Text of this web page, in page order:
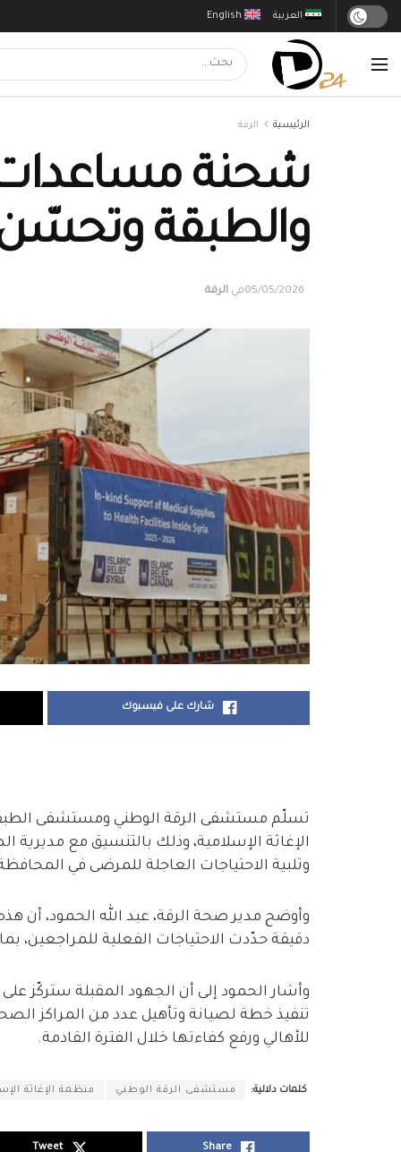
English العربية
الرئيسية الرقة
شحنة
والطبقة
05/05/2026في الرقة
شارك على فيسبوك
تسلّم مستشفى الرقة الوطني ومستشفى
الإغاثة الإسلامية، وذلك بالتنسيق مع
وتلبية الاحتياجات العاجلة للمرضى في
وأوضح مدير صحة الرقة، عبد الله الحمود، أن
دقيقة حدّدت الاحتياجات الفعلية
وأشار الحمود إلى أن الجهود المقبلة ستركّز
تنفيذ خطة لصيانة وتأهيل عدد من المراكز
للأهالي ورفع كفاءتها خلال الفترة القادمة.
كلمات دلالية: مستشفى الرقة الوطني منظمة الإغاثة
Share
Tweet